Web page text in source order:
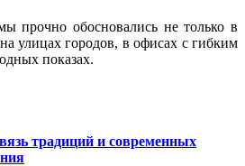
прочно обосновались не только в
улицах городов, в офисах с гибким
показах.
традиций и современных